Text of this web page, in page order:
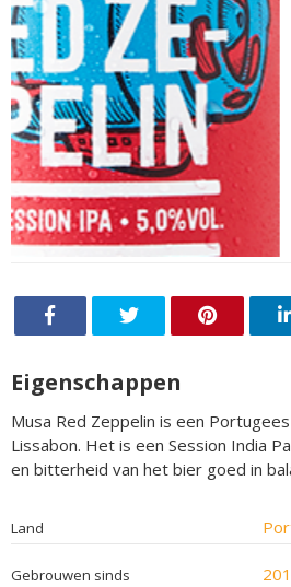
Eigenschappen
Musa Red Zeppelin is een
Lissabon. Het is een Session India
en bitterheid van het bier goed in
Land
Gebrouwen sinds